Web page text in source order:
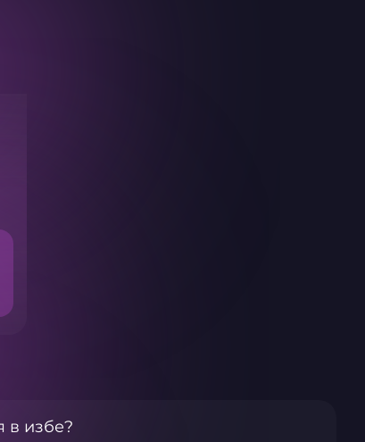
в избе?